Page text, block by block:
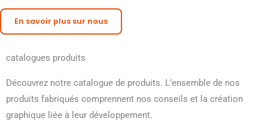
En savoir plus sur nous
catalogues produits
Découvrez notre catalogue de produits. L’ensemble de nos
produits fabriqués comprennent nos conseils et la création
graphique liée à leur développement.